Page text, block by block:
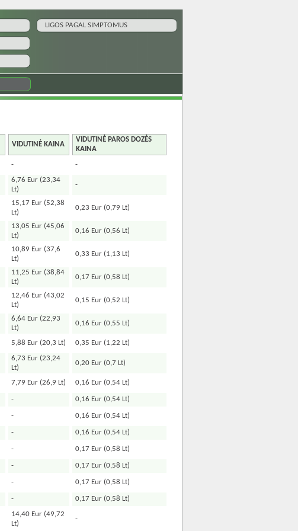
LIGOS PAGAL SIMPTOMUS
VIDUTINĖ KAINA
VIDUTINĖ PAROS DOZĖS
KAINA
- -
6,76 Eur (23,34
Lt)
-
15,17 Eur (52,38
Lt)
0,23 Eur (0,79 Lt)
13,05 Eur (45,06
Lt)
0,16 Eur (0,56 Lt)
10,89 Eur (37,6
Lt)
0,33 Eur (1,13 Lt)
11,25 Eur (38,84
Lt)
0,17 Eur (0,58 Lt)
12,46 Eur (43,02
Lt)
0,15 Eur (0,52 Lt)
6,64 Eur (22,93
Lt)
0,16 Eur (0,55 Lt)
5,88 Eur (20,3 Lt) 0,35 Eur (1,22 Lt)
6,73 Eur (23,24
Lt)
0,20 Eur (0,7 Lt)
7,79 Eur (26,9 Lt) 0,16 Eur (0,54 Lt)
- 0,16 Eur (0,54 Lt)
- 0,16 Eur (0,54 Lt)
- 0,16 Eur (0,54 Lt)
- 0,17 Eur (0,58 Lt)
- 0,17 Eur (0,58 Lt)
- 0,17 Eur (0,58 Lt)
- 0,17 Eur (0,58 Lt)
14,40 Eur (49,72
Lt)
-